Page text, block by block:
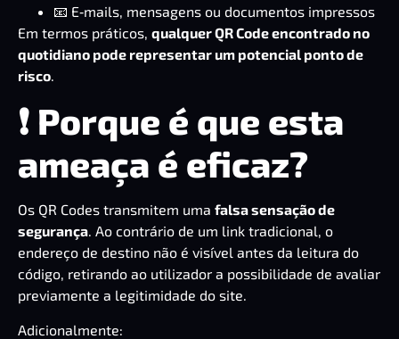
📧 E‑mails, mensagens ou documentos impressos
Em termos práticos, qualquer QR Code encontrado no
quotidiano pode representar um potencial ponto de
risco.
❗ Porque é que esta
ameaça é eficaz?
Os QR Codes transmitem uma falsa sensação de
segurança. Ao contrário de um link tradicional, o
endereço de destino não é visível antes da leitura do
código, retirando ao utilizador a possibilidade de avaliar
previamente a legitimidade do site.
Adicionalmente: